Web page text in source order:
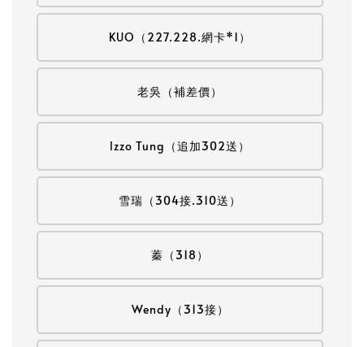
KUO（227.228.網卡*1）
老吳（補差價）
lzzo Tung（追加302送）
雪瑞（304接.310送）
蓁（318）
Wendy（313接）